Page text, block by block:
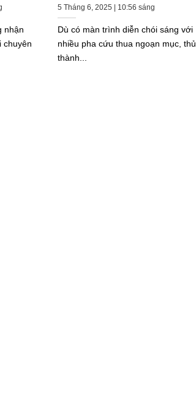
nhận
chuyên
5 Tháng 6, 2025 | 10:56 sáng
Dù có màn trình diễn chói sáng với
nhiều pha cứu thua ngoạn mục, thủ
thành...